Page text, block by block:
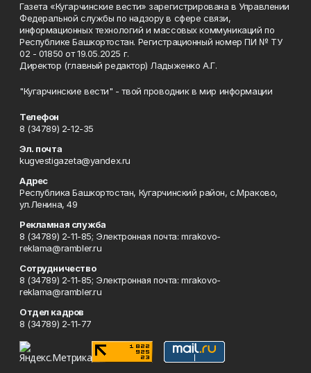
Газета «Кугарчинские вести» зарегистрирована в Управлении
Федеральной службы по надзору в сфере связи,
информационных технологий и массовых коммуникаций по
Республике Башкортостан. Регистрационный номер ПИ № ТУ
02 - 01850 от 19.05.2025 г.
Директор (главный редактор) Ладыженко А.Г.
"Кугарчинские вести" - твой проводник в мир информации
Телефон
8 (34789) 2-12-35
Эл. почта
kugvestigazeta@yandex.ru
Адрес
Республика Башкортостан, Кугарчинский район, с.Мраково,
ул.Ленина, 49
Рекламная служба
8 (34789) 2-11-85; Электронная почта: mrakovo-
reklama@rambler.ru
Сотрудничество
8 (34789) 2-11-85; Электронная почта: mrakovo-
reklama@rambler.ru
Отдел кадров
8 (34789) 2-11-77